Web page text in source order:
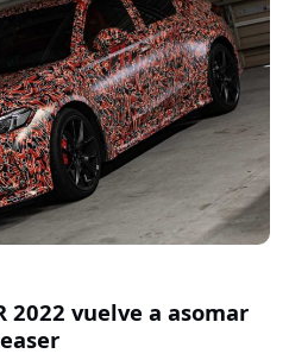
2022 vuelve a asomar